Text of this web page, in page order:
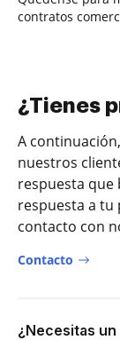
contratos
¿Tienes
A
nuestros
respuesta que
respuesta a tu
contacto con
Contacto
¿Necesitas